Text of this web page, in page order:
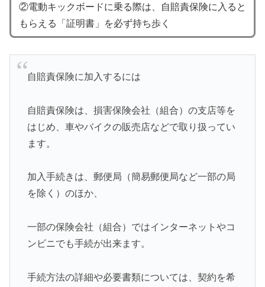
②電動キックボードに乗る際は、自賠責保険に入ると
もらえる「証明書」を必ず持ち歩く
自賠責保険に加入するには
自賠責保険は、損害保険会社（組合）の支店等を
はじめ、車やバイクの販売店などで取り扱ってい
ます。
加入手続きは、郵便局（簡易郵便局など一部の局
を除く）のほか、
一部の保険会社（組合）ではインターネットやコ
ンビニでも手続が出来ます。
手続方法の詳細や必要書類については、契約を希